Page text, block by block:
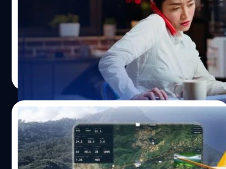
– ชินวุฒ อินทรคูสิน และ เจ - มณฑล จิรา ที่เข้ามาร่วมสร้าง
สีสันและให้คำแนะนำสุดเอกซ์คลูซิฟในสัปดาห์นี้ ความเดือด
บนเวทีเริ่มต้นขึ้นอย่างเป็นทางการ เมื่อกลุ่มนักล่าฝัน 4 คน เปิด
เวทีด้วย V5 ยูริ, V7 โฟกัส, V11 นะโม…
เคยสงสัยไหมว่าทำไมบางคนถึงสามารถประชุมไปด้วย ตอบ
แชตไปด้วย และทำงานไปด้วยได้เหมือนไม่มีอะไรเกิดขึ้น แต่
กับบางคนแค่มีข้อความเด้งขึ้นมา ก็ทำให้เสียสมาธิจนกลับมา
ทำงานต่อได้ยาก ความจริงแล้ว นักประสาทวิทยาระบุว่า สมอง
ของคนเราไม่ได้ถูกออกแบบมาให้ทำงานหลายอย่างที่ต้องใช้
ความคิดหนัก ๆ พร้อมกัน แต่สิ่งที่เราเรียกว่า "Multitasking"
หรือการทำงานมากกว่าหนึ่งอย่างในเวลาเดียวกัน ส่วนใหญ่คือ
การสลับความสนใจไปมาระหว่างงานอย่างรวดเร็วมากกว่า
แล้วทำไมบางคนถึงดูเหมือนทำหลายอย่างได้พร้อมกัน ? แม้
เราจะเห็นว่าบางคนสามารถทำงานหลายอย่างได้อย่าง
คล่องแคล่ว แต่ไม่ได้หมายความว่าสมองของพวกเขาสามารถ
ทำงานหลายอย่างในเวลาเดียวกันได้จริง ๆ นักวิทยาศาสตร์ได้
อธิบายไว้ว่า คนกลุ่มนี้มักมีความสามารถในการสลับความ
Worawalan | 20 days ago
17/07/2026
เจาะลึก “ปฏิบัติการอากาศยานไร้คนขับ
ทางการแพทย์” พร้อมเทคโนโลยี “True
SkyBridge” พลิกโฉมโลจิสติกส์สาธารณสุข